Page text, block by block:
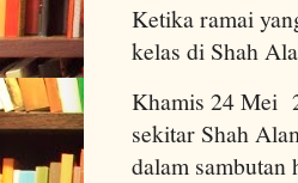
Ketika ramai
kelas di Shah
Khamis 24 Mei
sekitar Shah
dalam sambutan